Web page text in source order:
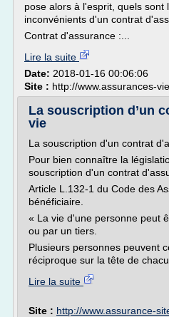
pose alors à l'esprit, quels sont
inconvénients d'un contrat
Contrat d'assurance :...
Lire la suite
Date: 2018-01-16 00:06:06
Site : http://www.assurances-
La souscription d’un
vie
La souscription d'un contrat
Pour bien connaître la
souscription d'un contrat
Article L.132-1 du Code des
bénéficiaire.
« La vie d'une personne peut
ou par un tiers.
Plusieurs personnes peuvent
réciproque sur la tête de
Lire la suite
Site : http://www.assurance-